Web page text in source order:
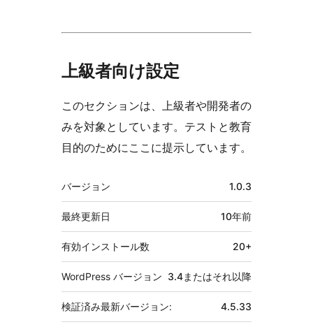
上級者向け設定
このセクションは、上級者や開発者の
みを対象としています。テストと教育
目的のためにここに提示しています。
メ
タ
バージョン 1.0.3
最終更新日 10年前
有効インストール数 20+
WordPress バージョン 3.4またはそれ以降
検証済み最新バージョン: 4.5.33